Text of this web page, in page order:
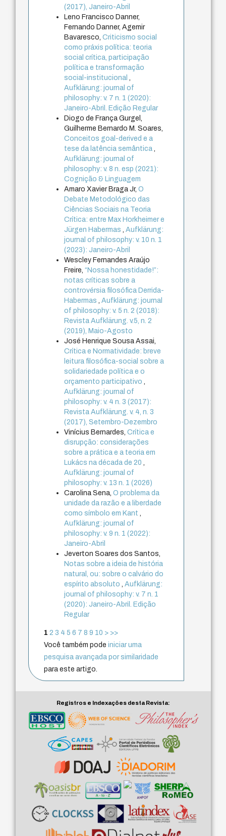
(2017), Janeiro-Abril
Leno Francisco Danner,
Fernando Danner, Agemir
Bavaresco,Criticismo social
como práxis política: teoria
social crítica, participação
política e transformação
social-institucional,
Aufklärung: journal of
philosophy: v. 7 n. 1 (2020):
Janeiro-Abril. Edição Regular
Diogo de França Gurgel,
Guilherme Bernardo M. Soares,
Conceitos goal-derived e a
tese da latência semântica,
Aufklärung: journal of
philosophy: v. 8 n. esp (2021):
Cognição & Linguagem
Amaro Xavier Braga Jr,O
Debate Metodológico das
Ciências Sociais na Teoria
Crítica: entre Max Horkheimer e
Jürgen Habermas,Aufklärung:
journal of philosophy: v. 10 n. 1
(2023): Janeiro-Abril
Wescley Fernandes Araújo
Freire,“Nossa honestidade!”:
notas críticas sobre a
controvérsia filosófica Derrida-
Habermas,Aufklärung: journal
of philosophy: v. 5 n. 2 (2018):
Revista Aufklärung. v.5, n. 2
(2019), Maio-Agosto
José Henrique Sousa Assai,
Crítica e Normatividade: breve
leitura filosófica-social sobre a
solidariedade política e o
orçamento participativo,
Aufklärung: journal of
philosophy: v. 4 n. 3 (2017):
Revista Aufklärung. v. 4, n. 3
(2017), Setembro-Dezembro
Vinícius Bernardes,Crítica e
disrupção: considerações
sobre a prática e a teoria em
Lukács na década de 20,
Aufklärung: journal of
philosophy: v. 13 n. 1 (2026)
Carolina Sena,O problema da
unidade da razão e a liberdade
como símbolo em Kant,
Aufklärung: journal of
philosophy: v. 9 n. 1 (2022):
Janeiro-Abril
Jeverton Soares dos Santos,
Notas sobre a ideia de história
natural, ou: sobre o calvário do
espírito absoluto,Aufklärung:
journal of philosophy: v. 7 n. 1
(2020): Janeiro-Abril. Edição
Regular
1 2 3 4 5 6 7 8 9 10 > >>
Você também podeiniciar uma
pesquisa avançada por similaridade
para este artigo.
Registros e Indexações desta Revista: